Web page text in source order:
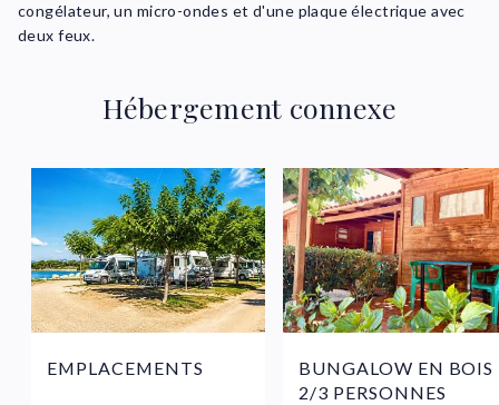
congélateur, un micro-ondes et d'une plaque électrique avec
deux feux.
Hébergement connexe
EMPLACEMENTS
BUNGALOW EN BOIS
2/3 PERSONNES